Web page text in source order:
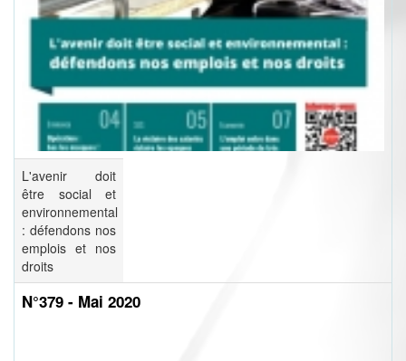
L'avenir doit
être social et
environnemental
: défendons nos
emplois et nos
droits
N°379 - Mai 2020